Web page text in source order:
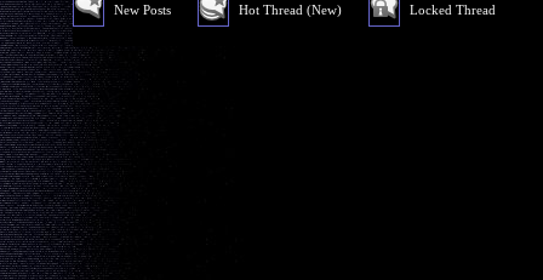
New Posts Hot Thread (New) Locked Thread